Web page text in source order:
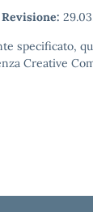
Revisione:
specificato,
Creative